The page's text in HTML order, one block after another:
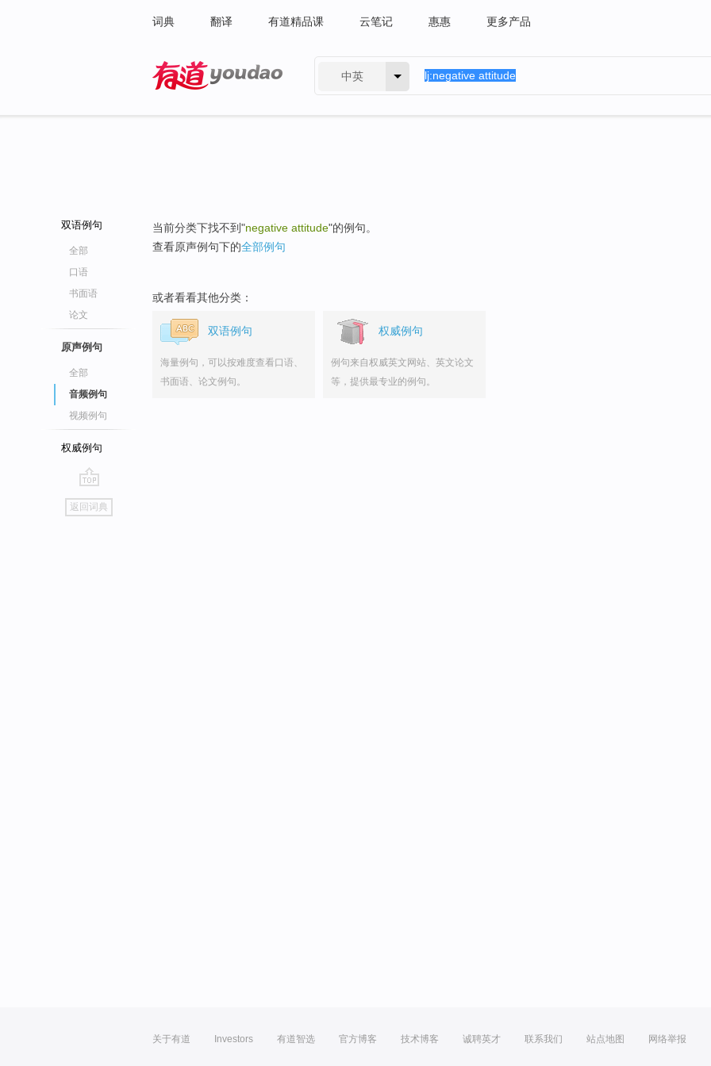
词典 翻译 有道精品课 云笔记 惠惠 更多产品
中英
双语例句
全部
口语
书面语
论文
原声例句
全部
音频例句
视频例句
权威例句
go
top
返回词典
当前分类下找不到"negative attitude"的例句。
查看原声例句下的全部例句
或者看看其他分类：
双语例句
海量例句，可以按难度查看口语、
书面语、论文例句。
权威例句
例句来自权威英文网站、英文论文
等，提供最专业的例句。
关于有道 Investors 有道智选 官方博客 技术博客 诚聘英才 联系我们 站点地图 网络举报